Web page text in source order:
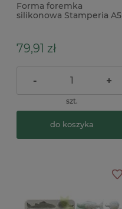
Forma foremka
silikonowa Stamperia A5
79,91 zł
- +
szt.
do koszyka